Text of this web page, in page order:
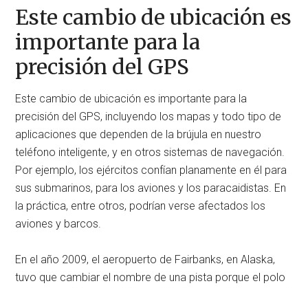
Este cambio de ubicación es
importante para la
precisión del GPS
Este cambio de ubicación es importante para la
precisión del GPS, incluyendo los mapas y todo tipo de
aplicaciones que dependen de la brújula en nuestro
teléfono inteligente, y en otros sistemas de navegación.
Por ejemplo, los ejércitos confían planamente en él para
sus submarinos, para los aviones y los paracaidistas. En
la práctica, entre otros, podrían verse afectados los
aviones y barcos.
En el año 2009, el aeropuerto de Fairbanks, en Alaska,
tuvo que cambiar el nombre de una pista porque el polo